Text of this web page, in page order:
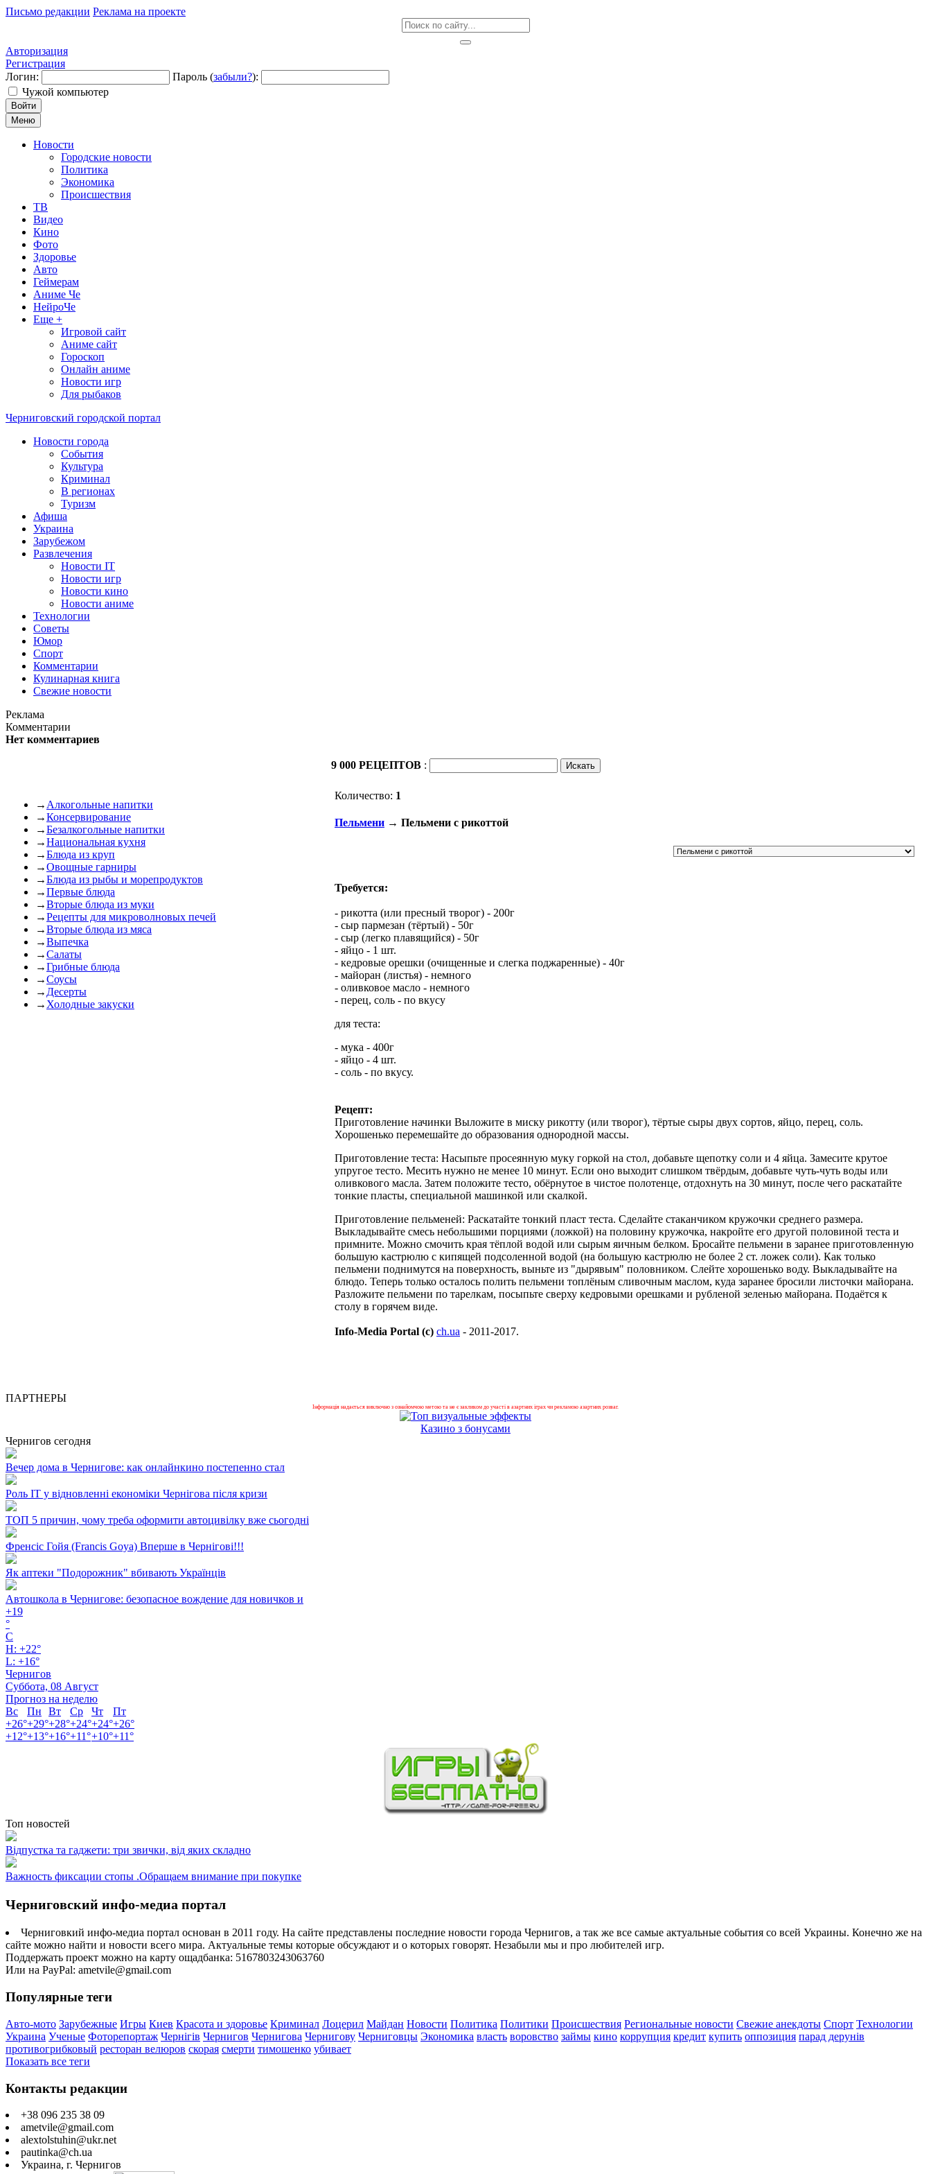
Письмо редакции Реклама на проекте
Авторизация
Регистрация
Логин:
Пароль (забыли?):
Чужой компьютер
Войти
Меню
Новости
Городские новости
Политика
Экономика
Происшествия
ТВ
Видео
Кино
Фото
Здоровье
Авто
Геймерам
Аниме Че
НейроЧе
Еще +
Игровой сайт
Аниме сайт
Гороскоп
Онлайн аниме
Новости игр
Для рыбаков
Черниговский городской портал
Новости города
События
Культура
Криминал
В регионах
Туризм
Афиша
Украина
Зарубежом
Развлечения
Новости IT
Новости игр
Новости кино
Новости аниме
Технологии
Советы
Юмор
Спорт
Комментарии
Кулинарная книга
Свежие новости
Реклама
Комментарии
Нет комментариев
9 000 РЕЦЕПТОВ :
→ Алкогольные напитки
→Консервирование
→Безалкогольные напитки
→Национальная кухня
→Блюда из круп
→Овощные гарниры
→Блюда из рыбы и морепродуктов
→Первые блюда
→Вторые блюда из муки
→Рецепты для микроволновых печей
→Вторые блюда из мяса
→Выпечка
→Салаты
→Грибные блюда
→Соусы
→ Десерты
→ Холодные закуски
Количество: 1
Пельмени → Пельмени с рикоттой
Требуется:
- рикотта (или пресный творог) - 200г
- сыр пармезан (тёртый) - 50г
- сыр (легко плавящийся) - 50г
- яйцо - 1 шт.
- кедровые орешки (очищенные и слегка поджаренные) - 40г
- майоран (листья) - немного
- оливковое масло - немного
- перец, соль - по вкусу
для теста:
- мука - 400г
- яйцо - 4 шт.
- соль - по вкусу.
Рецепт:
Приготовление начинки Выложите в миску рикотту (или творог), тёртые сыры двух сортов, яйцо, перец, соль.
Хорошенько перемешайте до образования однородной массы.
Приготовление теста: Насыпьте просеянную муку горкой на стол, добавьте щепотку соли и 4 яйца. Замесите крутое
упругое тесто. Месить нужно не менее 10 минут. Если оно выходит слишком твёрдым, добавьте чуть-чуть воды или
оливкового масла. Затем положите тесто, обёрнутое в чистое полотенце, отдохнуть на 30 минут, после чего раскатайте
тонкие пласты, специальной машинкой или скалкой.
Приготовление пельменей: Раскатайте тонкий пласт теста. Сделайте стаканчиком кружочки среднего размера.
Выкладывайте смесь небольшими порциями (ложкой) на половину кружочка, накройте его другой половиной теста и
примните. Можно смочить края тёплой водой или сырым яичным белком. Бросайте пельмени в заранее приготовленную
большую кастрюлю с кипящей подсоленной водой (на большую кастрюлю не более 2 ст. ложек соли). Как только
пельмени поднимутся на поверхность, выньте из "дырявым" половником. Слейте хорошенько воду. Выкладывайте на
блюдо. Теперь только осталось полить пельмени топлёным сливочным маслом, куда заранее бросили листочки майорана.
Разложите пельмени по тарелкам, посыпьте сверху кедровыми орешками и рубленой зеленью майорана. Подаётся к
столу в горячем виде.
Info-Media Portal (c) ch.ua - 2011-2017.
ПАРТНЕРЫ
Інформація надається виключно з ознайомчою метою та не є закликом до участі в азартних іграх чи рекламою азартних розваг.
Казино з бонусами
Чернигов сегодня
Вечер дома в Чернигове: как онлайнкино постепенно стал
Роль ІТ у відновленні економіки Чернігова після кризи
ТОП 5 причин, чому треба оформити автоцивілку вже сьогодні
Френсіс Гойя (Francis Goya) Вперше в Чернігові!!!
Як аптеки "Подорожник" вбивають Українців
Автошкола в Чернигове: безопасное вождение для новичков и
+19
°
C
H: +22°
L: +16°
Чернигов
Суббота, 08 Август
Прогноз на неделю
Вс
Пн Вт Ср Чт
Пт
+26°+29°+28°+24°+24°+26°
+12°+13°+16°+11°+10°+11°
Топ новостей
Відпустка та гаджети: три звички, від яких складно
Важность фиксации стопы .Обращаем внимание при покупке
Черниговский инфо-медиа портал
Черниговкий инфо-медиа портал основан в 2011 году. На сайте представлены последние новости города Чернигов, а так же все самые актуальные события со всей Украины. Конечно же на
сайте можно найти и новости всего мира. Актуальные темы которые обсуждают и о которых говорят. Незабыли мы и про любителей игр.
Поддержать проект можно на карту ощадбанка: 5167803243063760
Или на PayPal: ametvile@gmail.com
Популярные теги
Авто-мото Зарубежные Игры Киев Красота и здоровье Криминал Лоцерил Майдан Новости Политика Политики Происшествия Региональные новости Свежие анекдоты Спорт Технологии
Украина Ученые Фоторепортаж Чернігів Чернигов Чернигова Чернигову Черниговцы Экономика власть воровство займы кино коррупция кредит купить оппозиция парад дерунів
противогрибковый ресторан велюров скорая смерти тимошенко убивает
Показать все теги
Контакты редакции
+38 096 235 38 09
ametvile@gmail.com
alextolstuhin@ukr.net
pautinka@ch.ua
Украина, г. Чернигов